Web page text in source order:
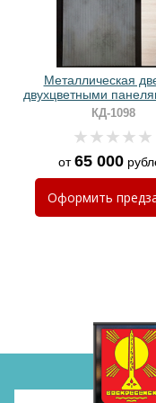
Хочу такую
Металлическая
двухцветными
ПВХ и
КД-1098
от65 000
Оформить